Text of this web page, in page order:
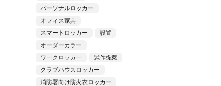
パーソナルロッカー
オフィス家具
スマートロッカー
設置
オーダーカラー
ワークロッカー
試作提案
クラブハウスロッカー
消防署向け防火衣ロッカー